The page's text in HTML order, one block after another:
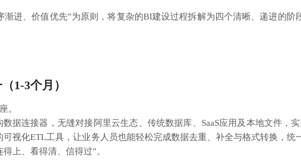
进、价值优先”为原则，将复杂的BI建设过程拆解为四个清晰、递进的阶
1-3个月）
。
据连接器，无缝对接阿里云生态、传统数据库、SaaS应用及本地文件，
视化ETL工具，让业务人员也能轻松完成数据去重、补全与格式转换，统
上、看得清、信得过”。